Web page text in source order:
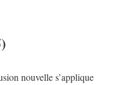
nouvelle s’applique